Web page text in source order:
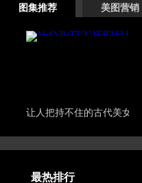
图集推荐 美图营销
让人把持不住的古代美女
最热排行